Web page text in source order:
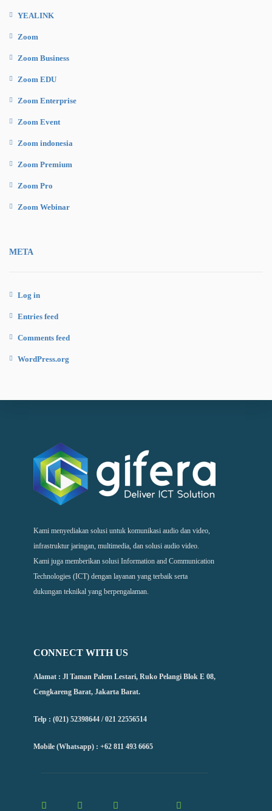
YEALINK
Zoom
Zoom Business
Zoom EDU
Zoom Enterprise
Zoom Event
Zoom indonesia
Zoom Premium
Zoom Pro
Zoom Webinar
META
Log in
Entries feed
Comments feed
WordPress.org
Kami menyediakan solusi untuk komunikasi audio dan video,
infrastruktur jaringan, multimedia, dan solusi audio video.
Kami juga memberikan solusi Information and Communication
Technologies (ICT) dengan layanan yang terbaik serta
dukungan teknikal yang berpengalaman.
CONNECT WITH US
Alamat : Jl Taman Palem Lestari, Ruko Pelangi Blok E 08,
Cengkareng Barat, Jakarta Barat.
Telp : (021) 52398644 / 021 22556514
Mobile (Whatsapp) : +62 811 493 6665